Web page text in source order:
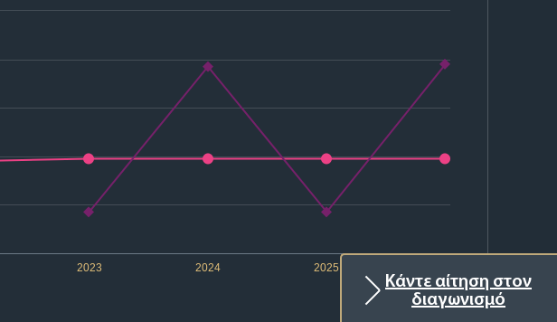
Κάντε αίτηση στον
διαγωνισμό
2023 2024 2025